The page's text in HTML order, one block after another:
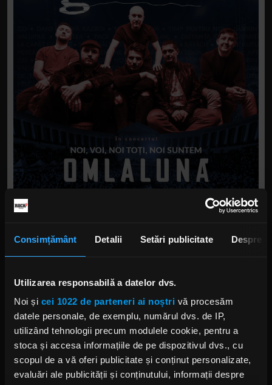
Consimțământ Detalii Setări publicitate Despre
Utilizarea responsabilă a datelor dvs.
Noi și cei 1022 de parteneri ai noștri vă procesăm
datele personale, de exemplu, numărul dvs. de IP,
utilizând tehnologii precum modulele cookie, pentru a
stoca și accesa informațiile de pe dispozitivul dvs., cu
scopul de a vă oferi publicitate și conținut personalizate,
evaluări ale publicității și conținutului, informații despre
Alter ego-ul muzical al lui Bogdan Cotîrță Gruicin
fuziune fascinantă de electronică, trip-hop și
spoken word. În așteptarea noului album
„Imperfect” (ce urmează a fi lansat în 2026),
proiectul său oferă o incursiune cinematică și
minimalistă, unde sunetul și versul se contopesc
organic.